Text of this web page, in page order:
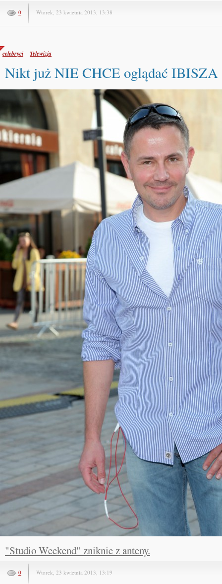
0 Wtorek, 23 kwietnia 2013, 13:38
celebryci Telewizja
Nikt już NIE CHCE oglądać
"Studio Weekend" zniknie z anteny.
0 Wtorek, 23 kwietnia 2013, 13:19